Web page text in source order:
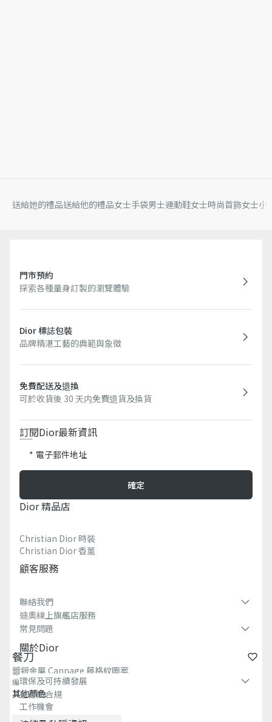
餐刀
鍍銀金屬 Cannage 藤格紋圖案
編號:HYL01TAN1U_C090
其他顏色
送給她的禮品送給他的禮品女士手袋男士運動鞋女士時尚首飾女士小
門市預約
探索各種量身訂製的瀏覽體驗
Dior 標誌包裝
品牌精湛工藝的典範與象徵
免費配送及退換
可於收貨後 30 天内免費退貨及換貨
訂閱Dior最新資訊​
電子郵件地址
確定
Dior 精品店
Christian Dior 時裝
Christian Dior 香薰​
顧客服務
聯絡我們
迪奧線上旗艦店服務
常見問題​
關於dior
環保及可持續發展​
道德與合規
工作機會